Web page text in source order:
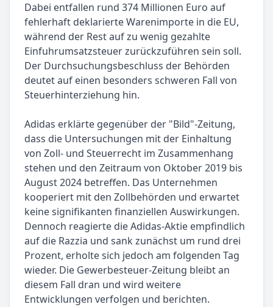
Dabei entfallen rund 374 Millionen Euro auf
fehlerhaft deklarierte Warenimporte in die EU,
während der Rest auf zu wenig gezahlte
Einfuhrumsatzsteuer zurückzuführen sein soll.
Der Durchsuchungsbeschluss der Behörden
deutet auf einen besonders schweren Fall von
Steuerhinterziehung hin.
Adidas erklärte gegenüber der "Bild"-Zeitung,
dass die Untersuchungen mit der Einhaltung
von Zoll- und Steuerrecht im Zusammenhang
stehen und den Zeitraum von Oktober 2019 bis
August 2024 betreffen. Das Unternehmen
kooperiert mit den Zollbehörden und erwartet
keine signifikanten finanziellen Auswirkungen.
Dennoch reagierte die Adidas-Aktie empfindlich
auf die Razzia und sank zunächst um rund drei
Prozent, erholte sich jedoch am folgenden Tag
wieder. Die Gewerbesteuer-Zeitung bleibt an
diesem Fall dran und wird weitere
Entwicklungen verfolgen und berichten.